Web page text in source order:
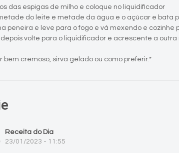
das espigas de milho e coloque no liquidificador
do leite e metade da água e o açúcar e bata
peneira e leve para o fogo e vá mexendo e
depois volte para o liquidificador e acrescente a
bem cremoso, sirva gelado ou como preferir.*
Receita do Dia
23/01/2023 - 11:55